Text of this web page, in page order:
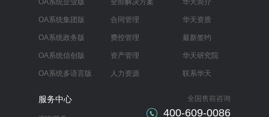
OA系统企业版
OA系统集团版
OA系统政务版
OA系统信创版
OA系统多语言版
全部解决方案
合同管理
费控管理
资产管理
人力资源
华天简介
华天资质
最新签约
华天研究院
联系华天
服务中心 全国售前咨询
400-609-0086